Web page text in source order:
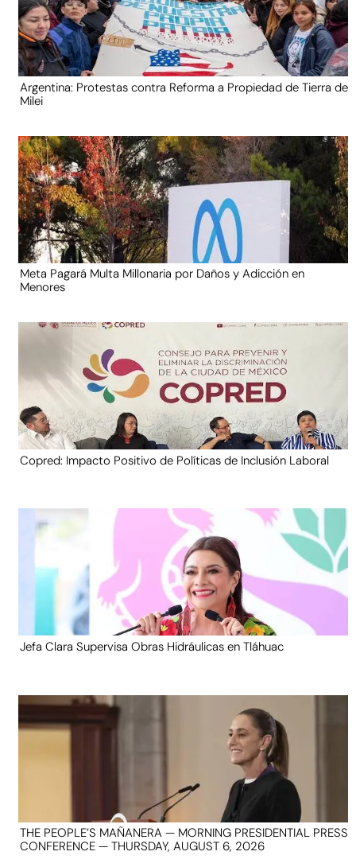
Argentina: Protestas contra Reforma a Propiedad de Tierra de
Milei
Meta Pagará Multa Millonaria por Daños y Adicción en
Menores
Copred: Impacto Positivo de Políticas de Inclusión Laboral
Jefa Clara Supervisa Obras Hidráulicas en Tláhuac
THE PEOPLE’S MAÑANERA — MORNING PRESIDENTIAL PRESS
CONFERENCE — THURSDAY, AUGUST 6, 2026